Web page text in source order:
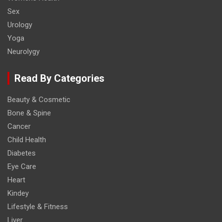
Sex
Urology
Yoga
Neurolygy
Read By Categories
Beauty & Cosmetic
Bone & Spine
Cancer
Child Health
Diabetes
Eye Care
Heart
Kindey
Lifestyle & Fitness
Liver